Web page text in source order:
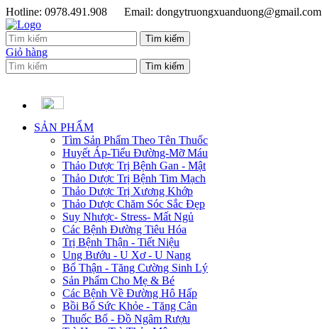
Hotline: 0978.491.908 Email: dongytruongxuanduong@gmail.com
Giỏ hàng
SẢN PHẨM
Tìm Sản Phẩm Theo Tên Thuốc
Huyết Áp-Tiểu Đường-Mỡ Máu
Thảo Dược Trị Bệnh Gan - Mật
Thảo Dược Trị Bệnh Tim Mạch
Thảo Dược Trị Xương Khớp
Thảo Dược Chăm Sóc Sắc Đẹp
Suy Nhược- Stress- Mất Ngủ
Các Bệnh Đường Tiêu Hóa
Trị Bệnh Thận - Tiết Niệu
Ung Bướu - U Xơ - U Nang
Bổ Thận - Tăng Cường Sinh Lý
Sản Phẩm Cho Mẹ & Bé
Các Bệnh Về Đường Hô Hấp
Bồi Bổ Sức Khỏe - Tăng Cân
Thuốc Bổ - Đồ Ngâm Rượu